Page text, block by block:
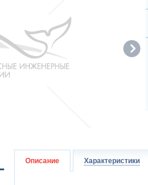
Описание Характеристики